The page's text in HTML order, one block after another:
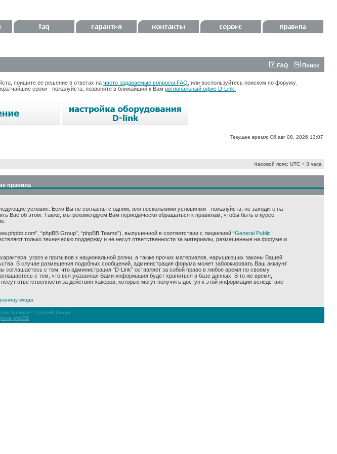
FAQ Поиск
поищите ее решение в ответах на часто задаваемые вопросы FAQ , или воспользуйтесь поиском по форуму.
сроки - пожалуйста, позвоните в ближайший к Вам региональный офис D-Link.
Текущее время: Сб авг 08, 2026 13:07
Часовой пояс: UTC + 3 часа
правила
условия. Если Вы не согласны с одним, или несколькими условиями - пожалуйста, не заходите на
Вас об этом. Также, мы рекомендуем Вам периодически обращаться к правилам, чтобы быть в курсе
“phpBB Group”, “phpBB Teams”), выпущенной в соответствии с лицензией “General Public
только техническю поддержку и не несут ответственности за материалы, размещенные на форуме и
угроз и призывов к национальной розни, а также прочих материалов, нарушаюших законы Вашей
В случае размещения подобных сообщений, администрация форума может заблокировать Ваш аккаунт
с тем, что администрация “D-Link” оставляет за собой право в любое время по своему
с тем, что вся указанная Вами информация будет храниться в базе данных. В то же время,
ответственности за действия хакеров, которые могут получить доступ к этой информации вследствие
входа
Software © phpBB Group
phpBB